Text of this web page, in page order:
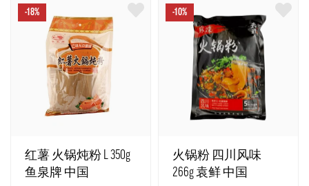
-18%
红薯 火锅炖粉 L 350g
鱼泉牌 中国
-10%
火锅粉 四川风味
266g 袁鲜 中国